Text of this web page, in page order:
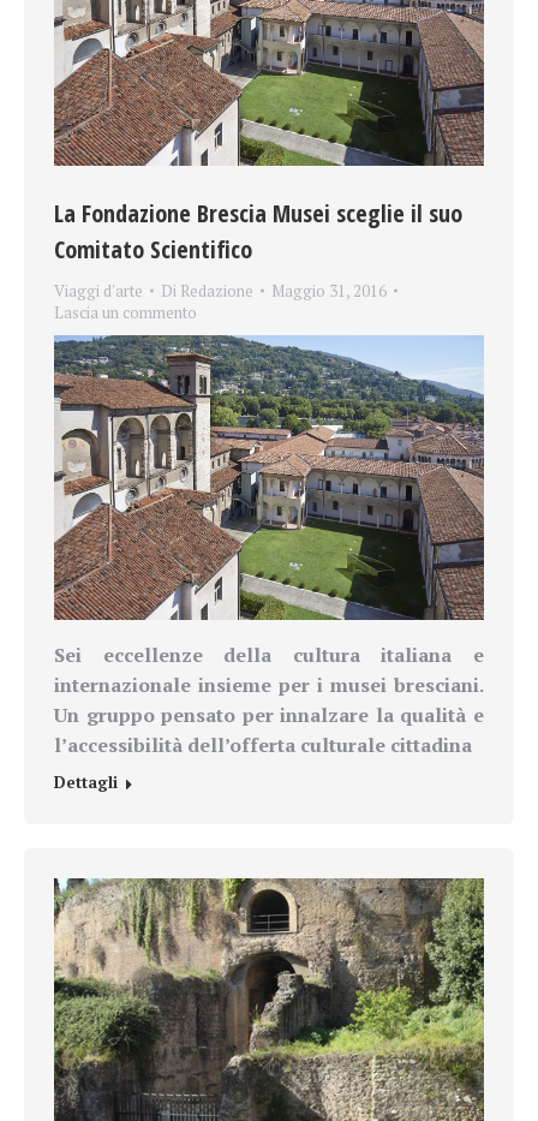
La Fondazione Brescia Musei sceglie il suo
Comitato Scientifico
Viaggi d'arte Di Redazione
Maggio 31, 2016
Lascia un commento
Sei eccellenze della cultura italiana e
internazionale insieme per i musei bresciani.
Un gruppo pensato per innalzare la qualità e
l’accessibilità dell’offerta culturale cittadina
Dettagli